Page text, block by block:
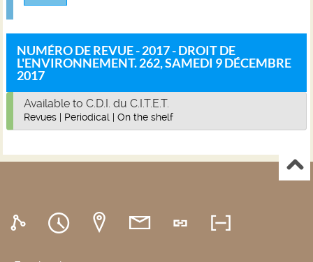
NUMÉRO DE REVUE - 2017 - DROIT DE
L'ENVIRONNEMENT. 262, SAMEDI 9 DÉCEMBRE
2017
Available to C.D.I. du C.I.T.E.T.
Revues | Periodical | On the shelf